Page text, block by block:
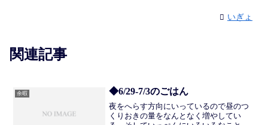
いぎょ
関連記事
余暇 ◆6/29-7/3のごはん
夜をへらす方向にいっているので昼のつ
くりおきの量をなんとなく増やしてい